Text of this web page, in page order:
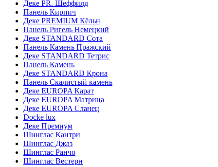
Деке PR. Шеффилд
Панель Кирпич
Деке PREMIUM Кёльн
Панель Ригель Немецкий
Деке STANDARD Сота
Панель Камень Пражский
Деке STANDARD Тетрис
Панель Камень
Деке STANDARD Крона
Панель Скалистый камень
Деке EUROPA Карат
Деке EUROPA Матрица
Деке EUROPA Сланец
Docke lux
Деке Премиум
Шинглас Кантри
Шинглас Джаз
Шинглас Ранчо
Шинглас Вестерн